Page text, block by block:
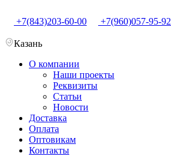
+7(843)203-60-00 +7(960)057-95-92
Казань
О компании
Наши проекты
Реквизиты
Статьи
Новости
Доставка
Оплата
Оптовикам
Контакты